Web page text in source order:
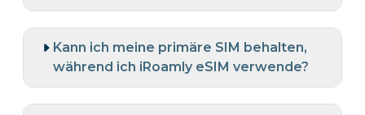
Kann ich meine primäre SIM behalten,
während ich iRoamly eSIM verwende?